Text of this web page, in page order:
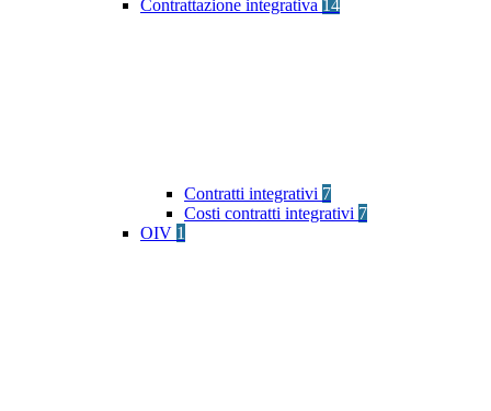
Contrattazione integrativa 14
Contratti integrativi 7
Costi contratti integrativi 7
OIV 1